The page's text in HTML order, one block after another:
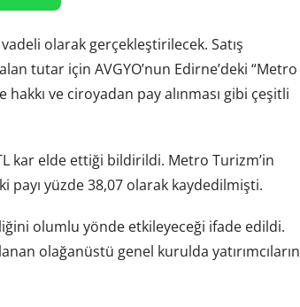
olarak gerçekleştirilecek. Satış
tutar için AVGYO’nun Edirne’deki “Metro
ve ciroyadan pay alınması gibi çeşitli
kar elde ettiği bildirildi. Metro Turizm’in
yüzde 38,07 olarak kaydedilmişti.
olumlu yönde etkileyeceği ifade edildi.
olağanüstü genel kurulda yatırımcıların